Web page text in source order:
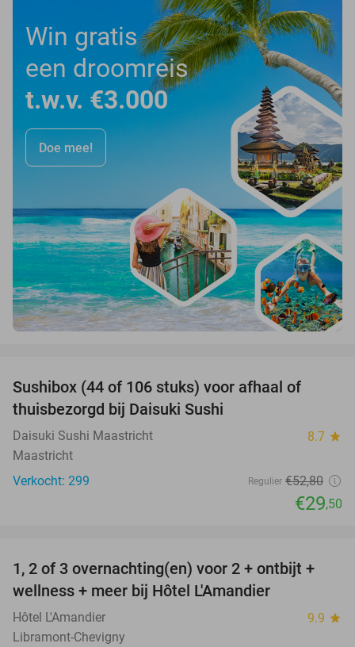
Win gratis
een droomreis
t.w.v. €3.000
Doe mee!
Sushibox (44 of 106 stuks) voor afhaal of
thuisbezorgd bij Daisuki Sushi
Daisuki Sushi Maastricht 8.7 star
Maastricht
Verkocht: 299
Regulier €52,80
€29,50
32%
TODAY
1, 2 of 3 overnachting(en) voor 2 + ontbijt +
wellness + meer bij Hôtel L'Amandier
Hôtel L'Amandier 9.9 star
Libramont-Chevigny